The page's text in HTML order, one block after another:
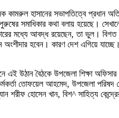
কামরুল হাসানের সভাপতিত্বে প্রধান
সমাধিকার কথা বলায় হয়েছে।
মধ্যে আবদ্ধ রয়েছেন, তা ভুল। বিগত
অংশীদার হবেন। কারণ দেশ এগিয়ে
উঠান বৈঠকে উপজেলা শিক্ষা
তোফয়েল আহমেদ, উপজেলা পরিষদ
হোসেন খান, বিশ^ সাহিত্য